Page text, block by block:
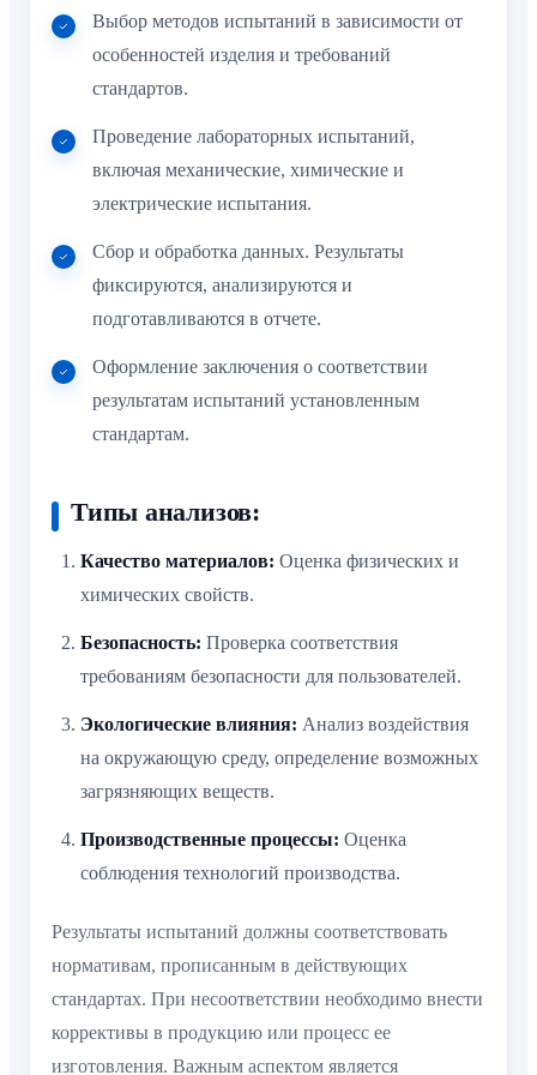
Выбор методов испытаний в зависимости от
особенностей изделия и требований
стандартов.
Проведение лабораторных испытаний,
включая механические, химические и
электрические испытания.
Сбор и обработка данных. Результаты
фиксируются, анализируются и
подготавливаются в отчете.
Оформление заключения о соответствии
результатам испытаний установленным
стандартам.
Типы анализов:
Качество материалов: Оценка физических и
химических свойств.
Безопасность: Проверка соответствия
требованиям безопасности для пользователей.
Экологические влияния: Анализ воздействия
на окружающую среду, определение возможных
загрязняющих веществ.
Производственные процессы: Оценка
соблюдения технологий производства.
Результаты испытаний должны соответствовать
нормативам, прописанным в действующих
стандартах. При несоответствии необходимо внести
коррективы в продукцию или процесс ее
изготовления. Важным аспектом является